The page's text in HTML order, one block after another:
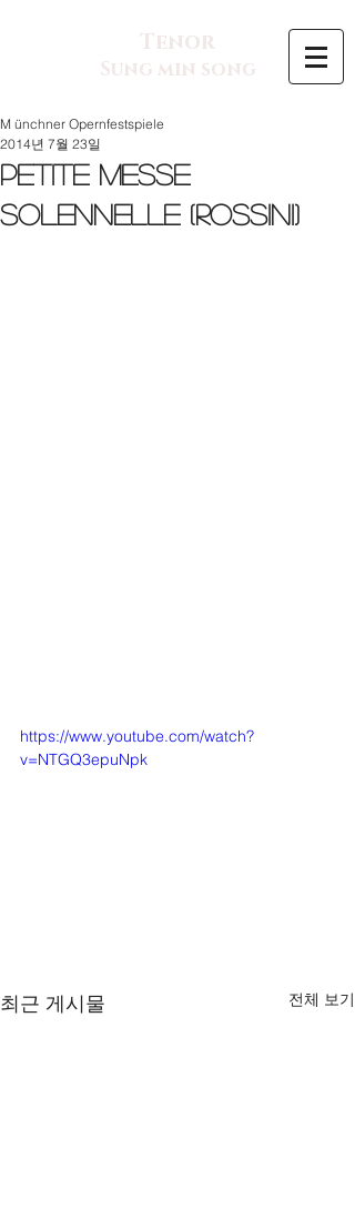
Tenor
Sung min song
Petite Messe
solennelle (Rossini)
M ünchner Opernfestspiele
2014년 7월 23일
https://www.youtube.com/watch?
v=NTGQ3epuNpk
최근 게시물 전체 보기